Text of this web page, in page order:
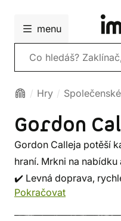
menu
Vyhledávání
Hry
Gordon
Gordon Calleja potěší
hraní. Mrkni na
✔️ Levná doprava,
Pokračovat